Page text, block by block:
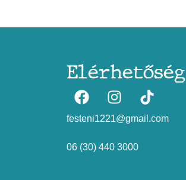
Elérhetőség
festeni1221@gmail.com
06 (30) 440 3000